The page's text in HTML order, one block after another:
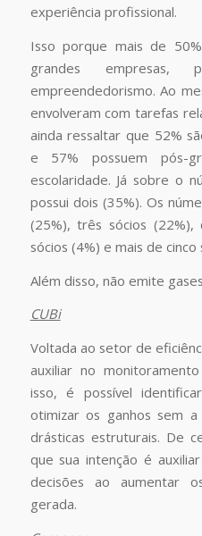
experiência profissional.
Isso porque mais de
grandes empresas,
empreendedorismo. Ao
envolveram com tarefas
ainda ressaltar que 52%
e 57% possuem pós-
escolaridade. Já sobre o
possui dois (35%). Os
(25%), três sócios (22%),
sócios (4%) e mais de cinco
Além disso, não emite
CUBi
Voltada ao setor de
auxiliar no
isso, é possível
otimizar os ganhos sem a
drásticas estruturais. De
que sua intenção é
decisões ao aumentar
gerada.